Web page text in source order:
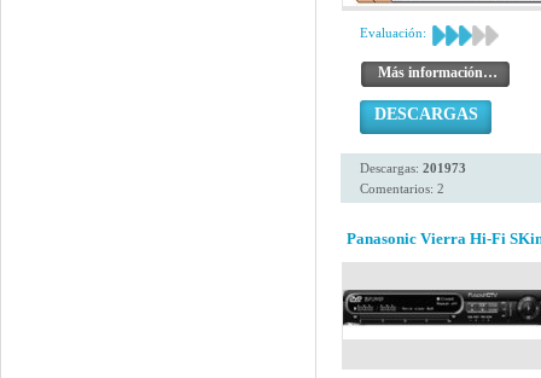
Evaluación:
Más información…
DESCARGAS
Descargas: 201973
Comentarios: 2
Panasonic Vierra Hi-Fi